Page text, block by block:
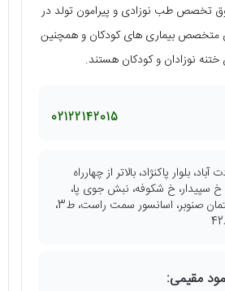
تخصص طب نوزادی و پیرامون تولد در
متخصص بیماری های کودکان و همچنین
نوزادان و کودکان هستند.
02122142015
آباد، بلوار پاکنژاد، بالاتر از چهارراه
خ سپیدار، خ شکوفه، نبش جوی پا،
ساختمان صنوبر، اسانسور سمت راست، ط3،
مقیمی: